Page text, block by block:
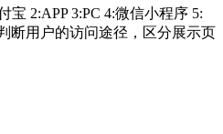
宝 2:APP 3:PC 4:微信小程序 5:
断用户的访问途径，区分展示页